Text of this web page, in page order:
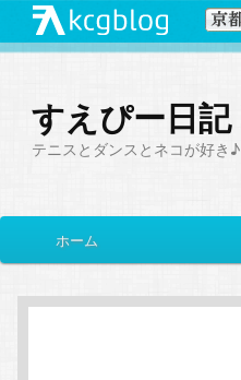
すえぴー日記
テニスとダンスとネコが好き♪
イ
メ
イ
サ
ブ
ホーム